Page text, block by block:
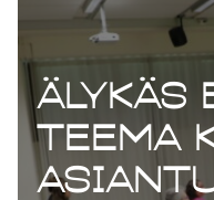
Älykäs
teema